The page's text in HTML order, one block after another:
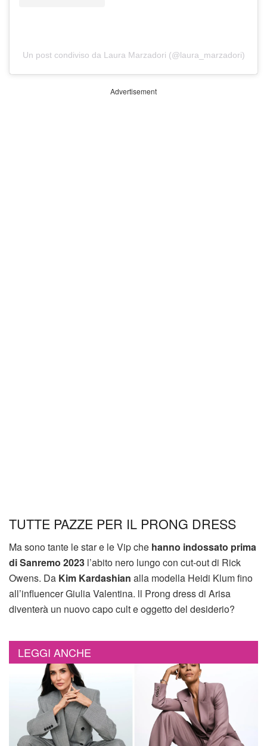
Un post condiviso da Laura Marzadori (@laura_marzadori)
Advertisement
TUTTE PAZZE PER IL PRONG DRESS
Ma sono tante le star e le Vip che hanno indossato prima
di Sanremo 2023 l’abito nero lungo con cut-out di Rick
Owens. Da Kim Kardashian alla modella Heidi Klum fino
all’influencer Giulia Valentina. ll Prong dress di Arisa
diventerà un nuovo capo cult e oggetto del desiderio?
LEGGI ANCHE